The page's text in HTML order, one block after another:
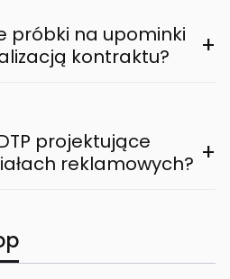
próbki na upominki
kontraktu?
+
projektujące
reklamowych? +